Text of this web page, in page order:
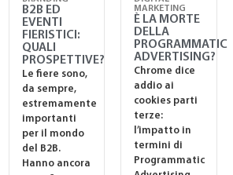
B2B ED
EVENTI
FIERISTICI:
QUALI
PROSPETTIVE?
Le fiere sono,
da sempre,
estremamente
importanti
per il mondo
del B2B.
Hanno ancora
MARKETING
È LA MORTE
DELLA
PROGRAMMATIC
ADVERTISING?
Chrome dice
addio ai
cookies parti
terze:
l’impatto in
termini di
Programmatic